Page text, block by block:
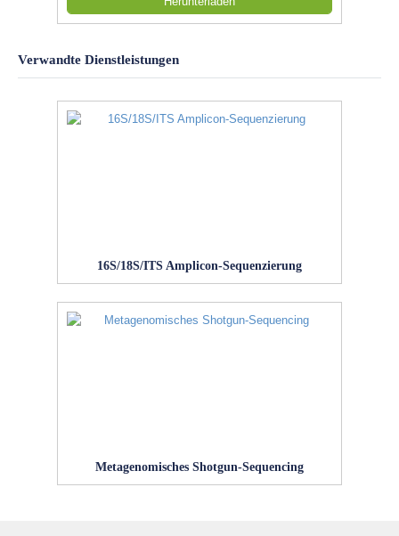
Verwandte Dienstleistungen
16S/18S/ITS Amplicon-Sequenzierung
Metagenomisches Shotgun-Sequencing